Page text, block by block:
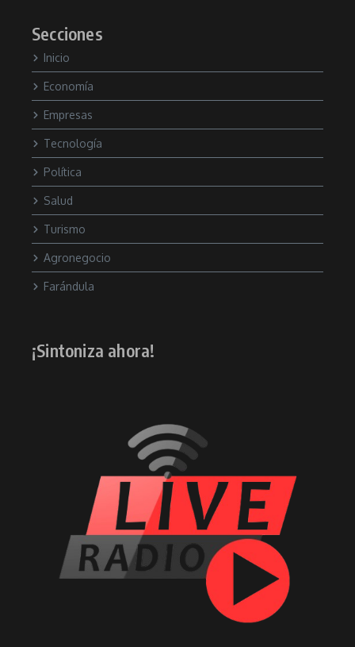
Secciones
Inicio
Economía
Empresas
Tecnología
Política
Salud
Turismo
Agronegocio
Farándula
¡Sintoniza ahora!